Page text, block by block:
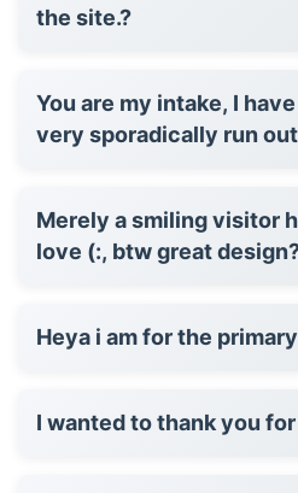
the site.?
You are my intake, I
very sporadically run
Merely a smiling visitor here to share the
love (:, btw great
Heya i am for the
I wanted to thank you